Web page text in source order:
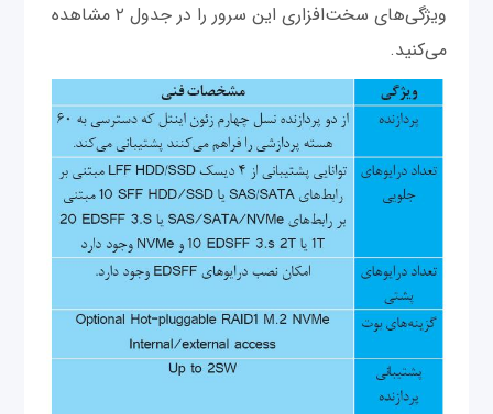
ویژگی‌های سخت‌افزاری این سرور را در جدول ۲ مشاهده
می‌کنید.